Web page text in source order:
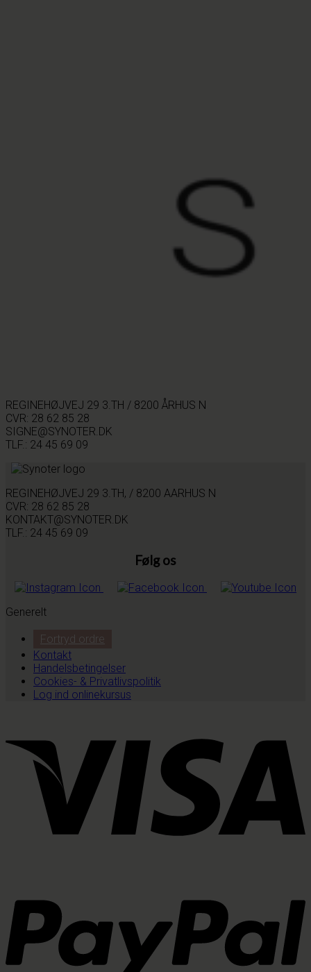
REGINEHØJVEJ 29 3.TH / 8200 ÅRHUS N
CVR: 28 62 85 28
SIGNE@SYNOTER.DK
TLF.: 24 45 69 09
REGINEHØJVEJ 29 3.TH, / 8200 AARHUS N
CVR: 28 62 85 28
KONTAKT@SYNOTER.DK
TLF.: 24 45 69 09
Følg os
Generelt
Fortryd ordre
Kontakt
Handelsbetingelser
Cookies- & Privatlivspolitik
Log ind onlinekursus